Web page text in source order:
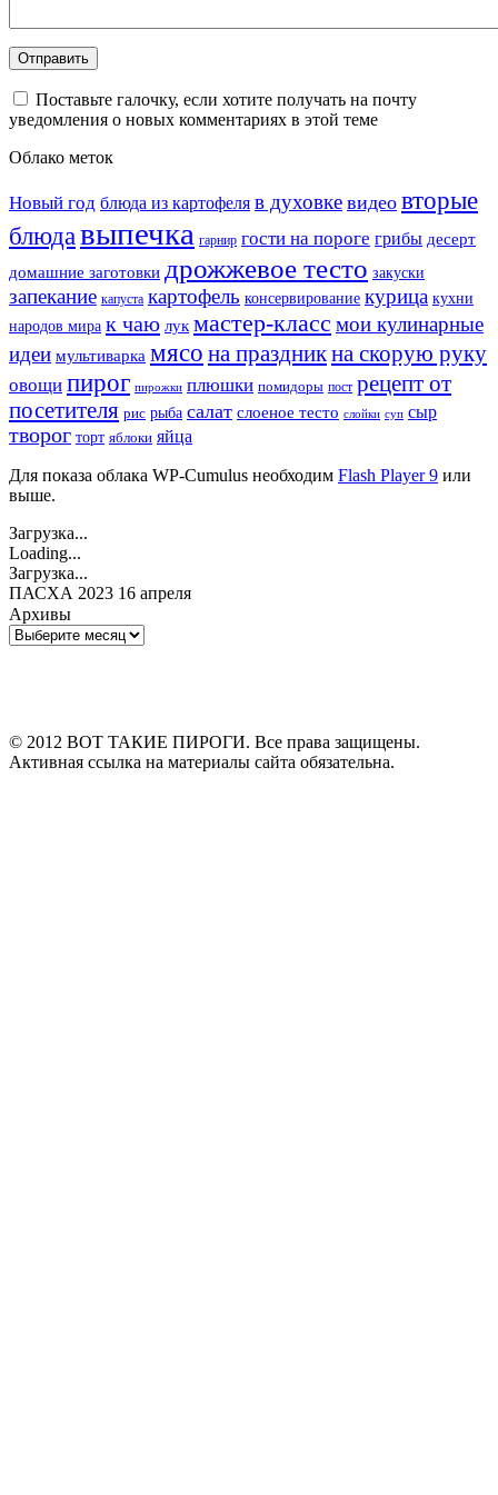
Поставьте галочку, если хотите получать на почту
уведомления о новых комментариях в этой теме
Облако меток
Новый год блюда из картофеля в духовке видео вторые
блюдавыпечка гарнир гости на пороге грибы десерт
домашние заготовки дрожжевое тесто закуски
запекание капуста картофель консервирование курица кухни
народов мира к чаю лук мастер-класс мои кулинарные
идеи мультиварка мясо на праздникна скорую руку
овощи пирог пирожки плюшки помидоры пост рецепт от
посетителя рис рыба салат слоеное тесто слойки суп сыр
творог торт яблоки яйца
Для показа облака WP-Cumulus необходим Flash Player 9 или
выше.
Загрузка...
Loading...
Загрузка...
ПАСХА 2023 16 апреля
Архивы
Архивы
© 2012 ВОТ ТАКИЕ ПИРОГИ. Все права защищены.
Активная ссылка на материалы сайта обязательна.